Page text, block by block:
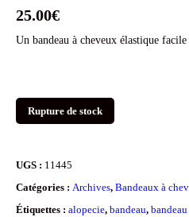
25.00€
Un bandeau à cheveux élastique facile
Rupture de stock
UGS : 11445
Catégories : Archives, Bandeaux à
Étiquettes : alopecie, bandeau,